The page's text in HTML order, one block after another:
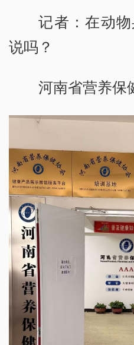
记者：在动
说吗？
河南省营养保